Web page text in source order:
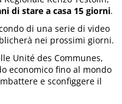
di stare a casa 15 giorni.
di una serie di video
nei prossimi giorni.
Unité des Communes,
economico fino al mondo
e sconfiggere il